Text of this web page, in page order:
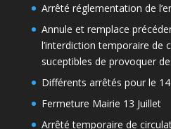
Arrêté réglementation de
Annule et remplace
l’interdiction temporaire de
suceptibles de provoquer
Différents arrêtés pour le 14
Fermeture Mairie 13 Juillet
Arrêté temporaire de